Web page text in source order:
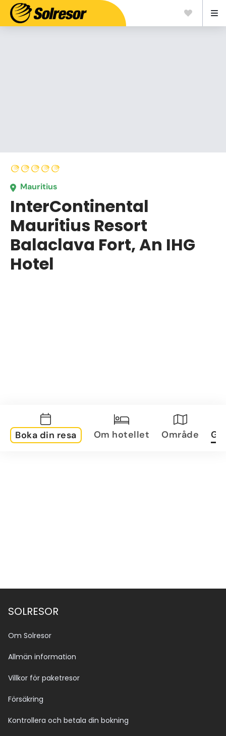
Mauritius
InterContinental
Mauritius Resort
Balaclava Fort, An IHG
Hotel
Boka din resa Om hotellet Område
SOLRESOR
Om Solresor
Allmän information
Villkor för paketresor
Försäkring
Kontrollera och betala din bokning